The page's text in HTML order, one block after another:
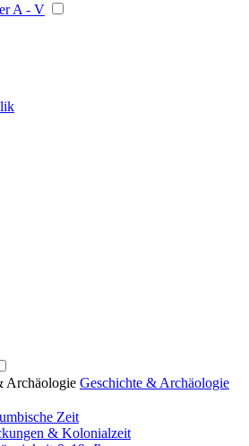
A - V
Archäologie Geschichte & Archäologie
Zeit
& Kolonialzeit